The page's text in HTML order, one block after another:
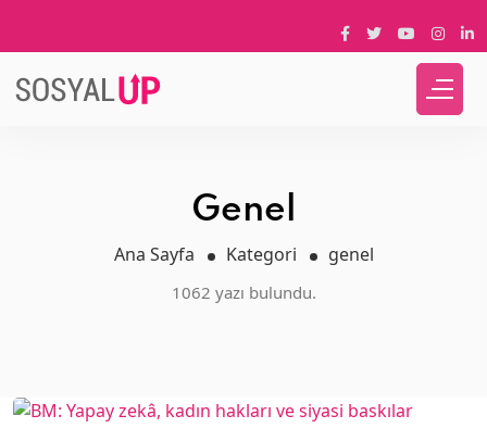
Genel
Ana Sayfa Kategori genel
1062 yazı bulundu.